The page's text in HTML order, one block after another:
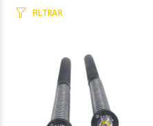
FILTRAR